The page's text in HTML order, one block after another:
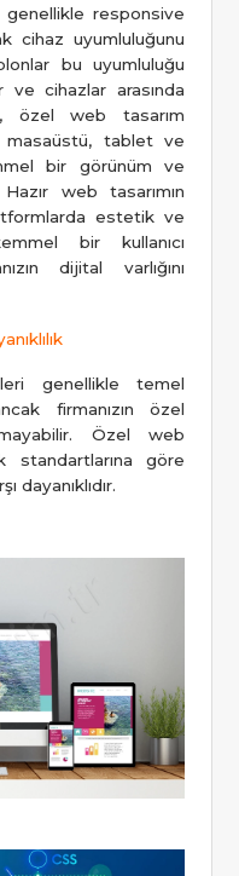
genellikle responsive
cihaz uyumluluğunu
bu uyumluluğu
cihazlar arasında
özel web tasarım
tablet ve
bir görünüm ve
web tasarımın
estetik ve
bir kullanıcı
dijital varlığını
genellikle temel
firmanızın özel
Özel web
standartlarına göre
dayanıklıdır.